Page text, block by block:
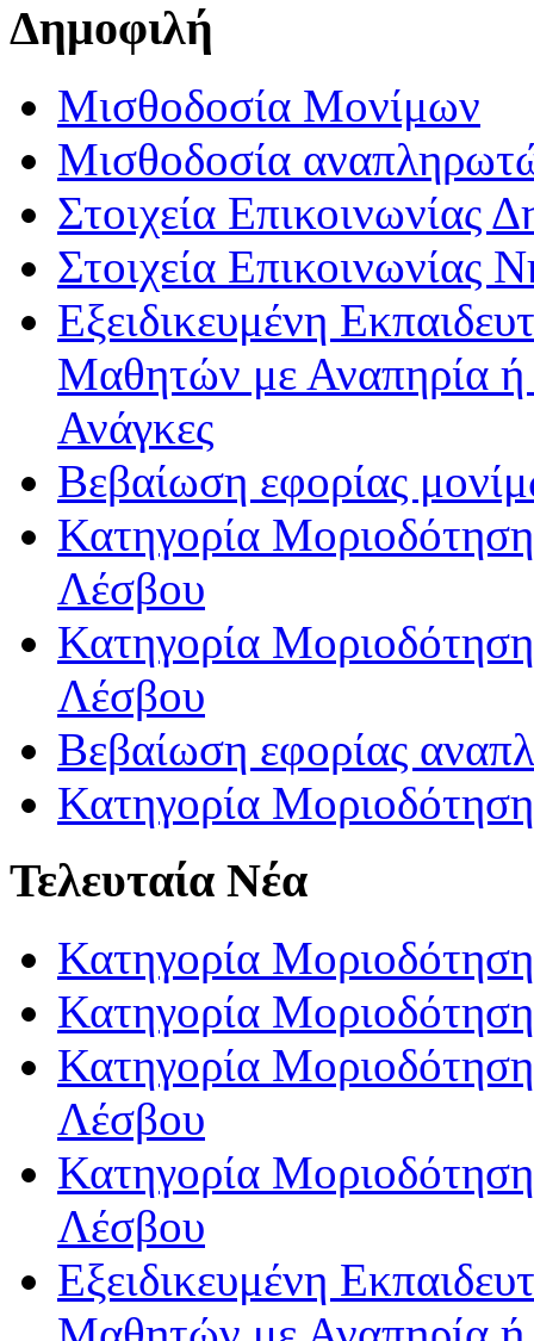
Δημοφιλή
Μισθοδοσία Μονίμων
Μισθοδοσία
Στοιχεία Επικοινωνίας
Στοιχεία Επικοινωνίας
Εξειδικευμένη
Μαθητών με Αναπηρία ή /
Ανάγκες
Βεβαίωση εφορίας
Κατηγορία
Λέσβου
Κατηγορία
Λέσβου
Βεβαίωση εφορίας
Κατηγορία
Τελευταία Νέα
Κατηγορία
Κατηγορία
Κατηγορία
Λέσβου
Κατηγορία
Λέσβου
Εξειδικευμένη